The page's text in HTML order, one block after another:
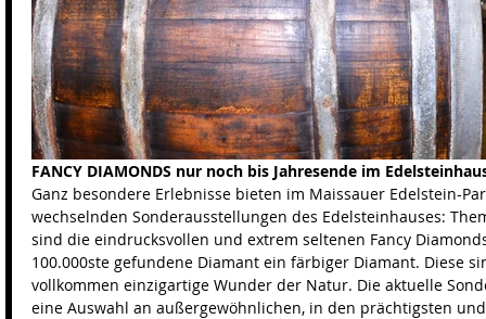
FANCY DIAMONDS nur noch bis Jahresende im
Ganz besondere Erlebnisse bieten im Maissauer Edelstein-
wechselnden Sonderausstellungen des Edelsteinhauses:
sind die eindrucksvollen und extrem seltenen Fancy
100.000ste gefundene Diamant ein färbiger Diamant. Diese
vollkommen einzigartige Wunder der Natur. Die aktuelle
eine Auswahl an außergewöhnlichen, in den prächtigsten